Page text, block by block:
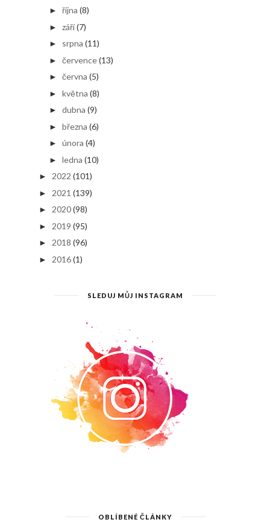
► října (8)
► září(7)
► srpna (11)
► července(13)
► června (5)
► května (8)
► dubna (9)
► března (6)
► února (4)
► ledna (10)
► 2022 (101)
► 2021 (139)
► 2020(98)
► 2019 (95)
► 2018 (96)
► 2016(1)
SLEDUJ MŮJ INSTAGRAM
OBLÍBENÉ ČLÁNKY